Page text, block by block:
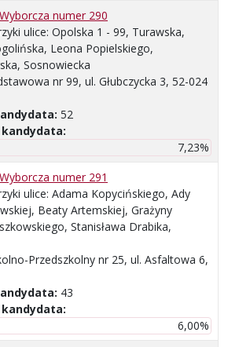
numer 290
ulice: Opolska 1 - 99, Turawska,
Leona Popielskiego,
Sosnowiecka
nr 99, ul. Głubczycka 3, 52-024
52
kandydata:
7,23%
numer 291
ulice: Adama Kopycińskiego, Ady
Beaty Artemskiej, Grażyny
Stanisława Drabika,
Przedszkolny nr 25, ul. Asfaltowa 6,
43
kandydata:
6,00%